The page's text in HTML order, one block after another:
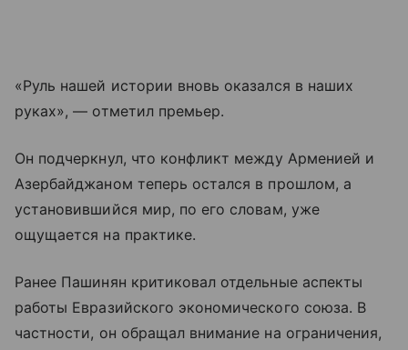
«Руль нашей истории вновь оказался в наших
руках», — отметил премьер.
Он подчеркнул, что конфликт между Арменией и
Азербайджаном теперь остался в прошлом, а
установившийся мир, по его словам, уже
ощущается на практике.
Ранее Пашинян критиковал отдельные аспекты
работы Евразийского экономического союза. В
частности, он обращал внимание на ограничения,